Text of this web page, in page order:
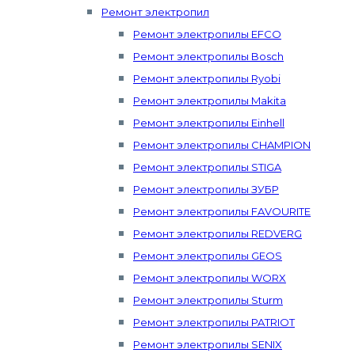
Ремонт электропил
Ремонт электропилы EFCO
Ремонт электропилы Bosch
Ремонт электропилы Ryobi
Ремонт электропилы Makita
Ремонт электропилы Einhell
Ремонт электропилы CHAMPION
Ремонт электропилы STIGA
Ремонт электропилы ЗУБР
Ремонт электропилы FAVOURITE
Ремонт электропилы REDVERG
Ремонт электропилы GEOS
Ремонт электропилы WORX
Ремонт электропилы Sturm
Ремонт электропилы PATRIOT
Ремонт электропилы SENIX